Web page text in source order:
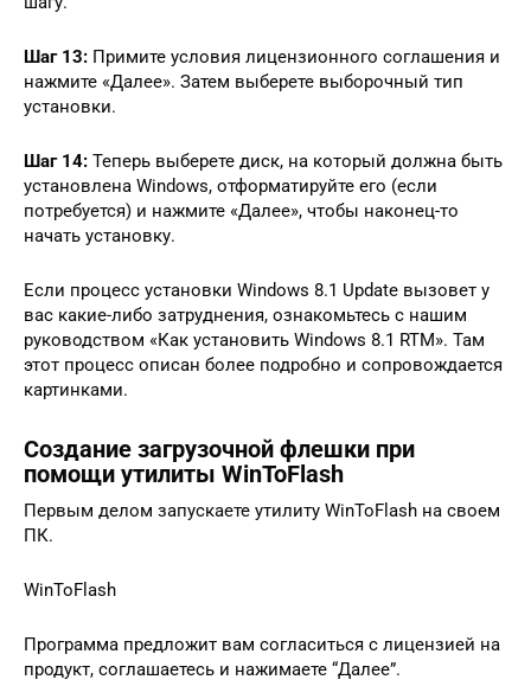
Шаг 13: Примите условия лицензионного соглашения и
нажмите «Далее». Затем выберете выборочный тип
установки.
Шаг 14: Теперь выберете диск, на который должна быть
установлена Windows, отформатируйте его (если
потребуется) и нажмите «Далее», чтобы наконец-то
начать установку.
Если процесс установки Windows 8.1 Update вызовет у
вас какие-либо затруднения, ознакомьтесь с нашим
руководством «Как установить Windows 8.1 RTM». Там
этот процесс описан более подробно и сопровождается
картинками.
Создание загрузочной флешки при
помощи утилиты WinToFlash
Первым делом запускаете утилиту WinToFlash на своем
ПК.
WinToFlash
Программа предложит вам согласиться с лицензией на
продукт, соглашаетесь и нажимаете “Далее”.